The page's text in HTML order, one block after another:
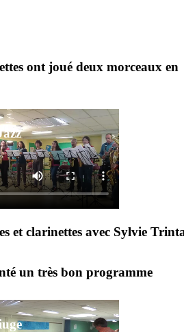
ont joué deux morceaux en
et clarinettes avec Sylvie
un très bon programme